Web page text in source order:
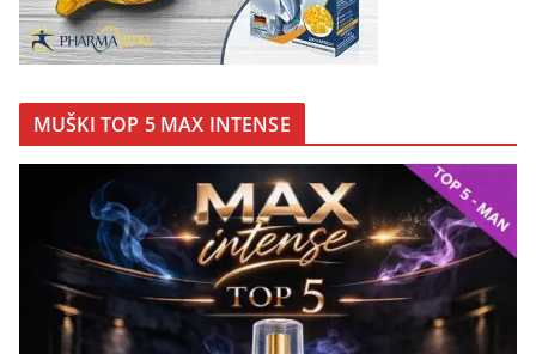
MUŠKI TOP 5 MAX INTENSE